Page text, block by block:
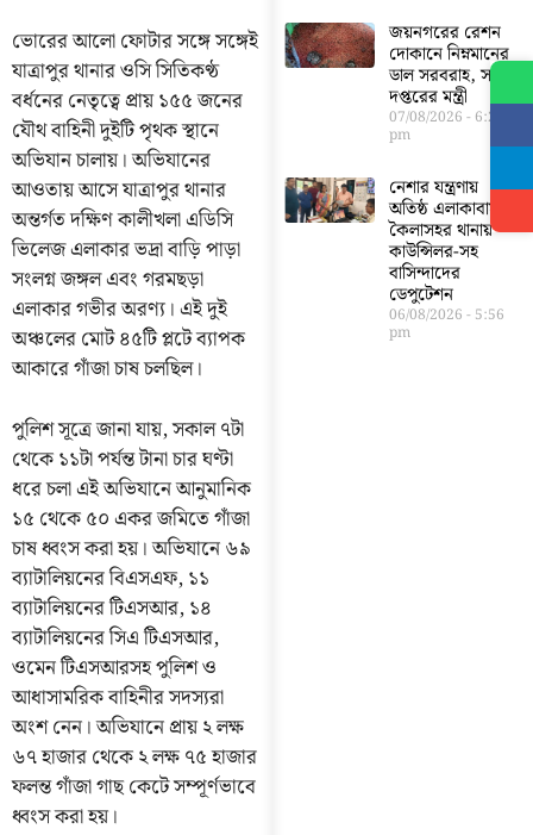
ভোরের আলো ফোটার সঙ্গে সঙ্গেই
যাত্রাপুর থানার ওসি সিতিকণ্ঠ
বর্ধনের নেতৃত্বে প্রায় ১৫৫ জনের
যৌথ বাহিনী দুইটি পৃথক স্থানে
অভিযান চালায়। অভিযানের
আওতায় আসে যাত্রাপুর থানার
অন্তর্গত দক্ষিণ কালীখলা এডিসি
ভিলেজ এলাকার ভদ্রা বাড়ি পাড়া
সংলগ্ন জঙ্গল এবং গরমছড়া
এলাকার গভীর অরণ্য। এই দুই
অঞ্চলের মোট ৪৫টি প্লটে ব্যাপক
আকারে গাঁজা চাষ চলছিল।
পুলিশ সূত্রে জানা যায়, সকাল ৭টা
থেকে ১১টা পর্যন্ত টানা চার ঘণ্টা
ধরে চলা এই অভিযানে আনুমানিক
১৫ থেকে ৫০ একর জমিতে গাঁজা
চাষ ধ্বংস করা হয়। অভিযানে ৬৯
ব্যাটালিয়নের বিএসএফ, ১১
ব্যাটালিয়নের টিএসআর, ১৪
ব্যাটালিয়নের সিএ টিএসআর,
ওমেন টিএসআরসহ পুলিশ ও
আধাসামরিক বাহিনীর সদস্যরা
অংশ নেন। অভিযানে প্রায় ২ লক্ষ
৬৭ হাজার থেকে ২ লক্ষ ৭৫ হাজার
ফলন্ত গাঁজা গাছ কেটে সম্পূর্ণভাবে
ধ্বংস করা হয়।
জয়নগরের রেশন
দোকানে নিম্নমানের
ডাল সরবরাহ, সরব
দপ্তরের মন্ত্রী
07/08/2026 6:23
pm
নেশার যন্ত্রণায়
অতিষ্ঠ এলাকাবাসী,
কৈলাসহর থানায়
কাউন্সিলর-সহ
বাসিন্দাদের
ডেপুটেশন
06/08/2026 5:56
pm